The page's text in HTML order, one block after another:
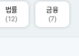
법률
(12)
금융
(7)